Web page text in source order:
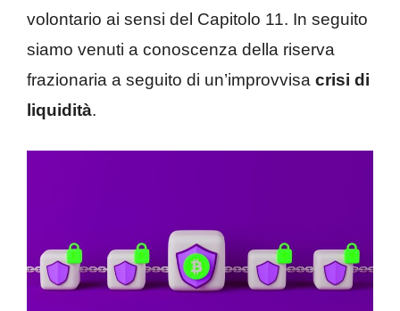
volontario ai sensi del Capitolo 11. In seguito
siamo venuti a conoscenza della riserva
frazionaria a seguito di un’improvvisa crisi di
liquidità.